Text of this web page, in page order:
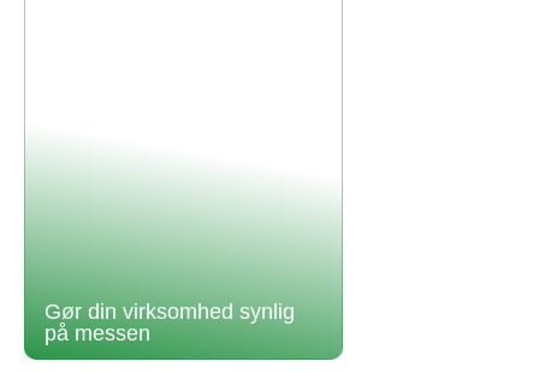
Gør din virksomhed synlig
på messen